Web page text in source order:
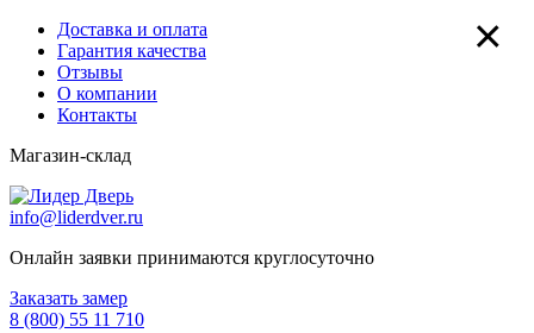
Доставка и оплата
Гарантия качества
Отзывы
О компании
Контакты
Магазин-склад
info@liderdver.ru
Онлайн заявки принимаются круглосуточно
Заказать замер
8 (800) 55 11 710
×